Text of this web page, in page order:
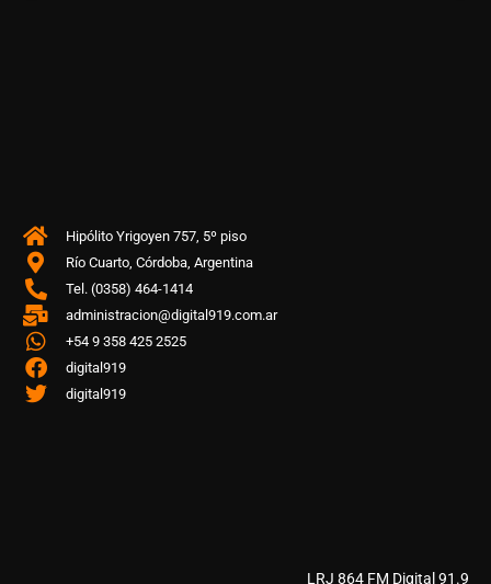
Hipólito Yrigoyen 757, 5º piso
Río Cuarto, Córdoba, Argentina
Tel. (0358) 464-1414
administracion@digital919.com.ar
+54 9 358 425 2525
digital919
digital919
LRJ 864 FM Digital 91.9